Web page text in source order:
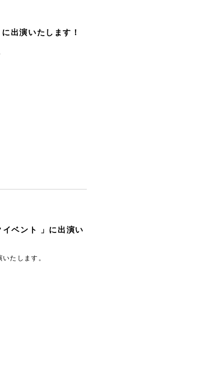
出演いたします！
ベント 」に出演い
たします。